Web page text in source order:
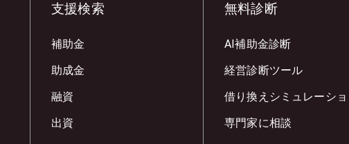
支援検索
補助金
助成金
融資
出資
無料診断
AI補助金診断
経営診断ツール
借り換えシミュレーシ
専門家に相談